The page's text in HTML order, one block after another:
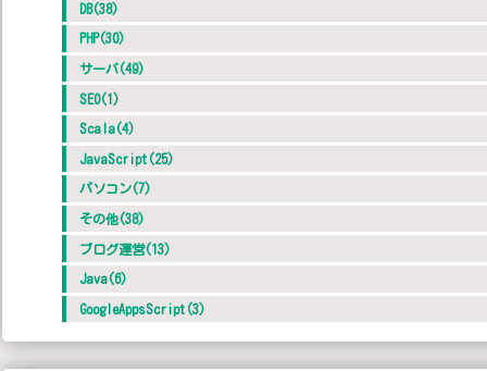
DB(38)
PHP(30)
サーバ(49)
SEO(1)
Scala(4)
JavaScript(25)
パソコン(7)
その他(38)
ブログ運営(13)
Java(6)
GoogleAppsScript(3)